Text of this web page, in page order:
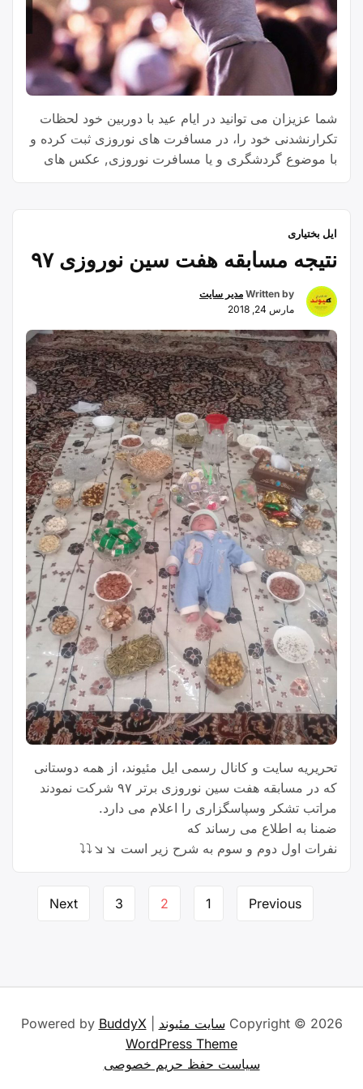
شما عزیزان می توانید در ایام عید با دوربین خود لحظات
تکرارنشدنی خود را، در مسافرت های نوروزی ثبت کرده و
با موضوع گردشگری و یا مسافرت نوروزی, عکس های
ایل بختیاری
نتیجه مسابقه هفت سین نوروزی ۹۷
Written by مدیر سایت
مارس 24, 2018
تحریریه سایت و کانال رسمی ایل مئیوند، از همه دوستانی
که در مسابقه هفت سین نوروزی برتر ۹۷ شرکت نمودند
مراتب تشکر و‌سپاسگزاری را اعلام می دارد.
ضمنا به اطلاع می رساند که
نفرات اول دوم و سوم به شرح زیر است ↘↘⤵⤵
Page
Previous
1
2
3
Next
Copyright © 2026 سایت مئیوند
BuddyX
WordPress Theme
سیاست حفظ حریم خصوصی